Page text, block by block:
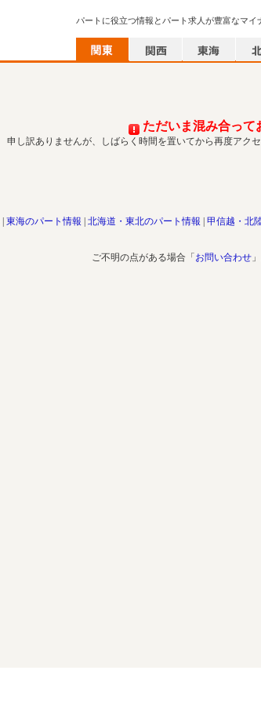
パートに役立つ情報とパート求人が豊富なマイ
ただいま混み合って
申し訳ありませんが、しばらく時間を置いてから再度アク
東海のパート情報 北海道・東北のパート情報 甲信越・北
ご不明の点がある場合「 お問い合わせ